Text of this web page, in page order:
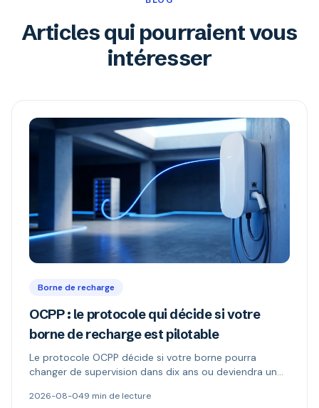
Articles qui pourraient vous
intéresser
Borne de recharge
OCPP : le protocole qui décide si votre
borne de recharge est pilotable
Le protocole OCPP décide si votre borne pourra
changer de supervision dans dix ans ou deviendra un
versions 1.6 et 2.0.1, et comment repérer une borne «
2026-08-049 min de lecture